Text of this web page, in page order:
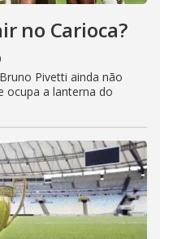
no Carioca?
Pivetti ainda não
ocupa a lanterna do